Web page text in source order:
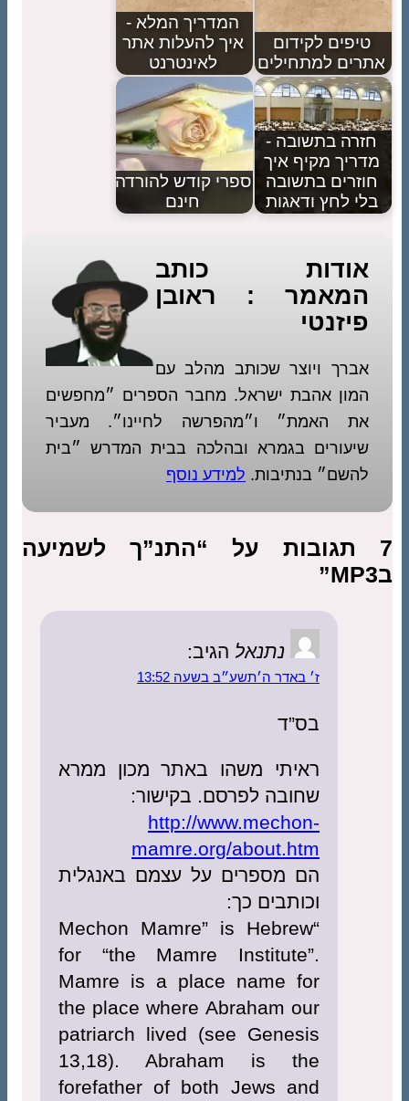
טיפים לקידום
אתרים למתחילים
המדריך המלא -
איך להעלות אתר
לאינטרנט
חזרה בתשובה -
מדריך מקיף איך
חוזרים בתשובה
בלי לחץ ודאגות
ספרי קודש להורדה
חינם
אודות כותב
המאמר : ראובן
פיזנטי
אברך ויוצר שכותב מהלב עם
המון אהבת ישראל. מחבר הספרים ״מחפשים
את האמת״ ו״מהפרשה לחיינו״. מעביר
שיעורים בגמרא ובהלכה בבית המדרש ״בית
להשם״ בנתיבות. למידע נוסף
7 תגובות על “התנ”ך לשמיעה
בMP3”
נתנאל הגיב:
ז׳ באדר ה׳תשע״ב בשעה 13:52
בס”ד
ראיתי משהו באתר מכון ממרא
שחובה לפרסם. בקישור:
http://www.mechon-
mamre.org/about.htm
הם מספרים על עצמם באנגלית
וכותבים כך:
“Mechon Mamre” is Hebrew
for “the Mamre Institute”.
Mamre is a place name for
the place where Abraham our
patriarch lived (see Genesis
13,18). Abraham is the
forefather of both Jews and